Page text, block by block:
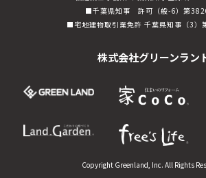
千葉県知事 許可（般-6）第
宅地建物取引業免許 千葉県知事（3）
株式会社グリーンラン
Copyright Greenland, Inc. All Rights